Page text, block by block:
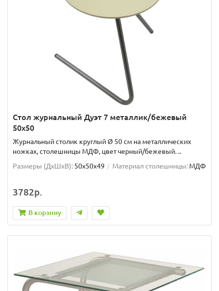
Стол журнальный Дуэт 7 металлик/бежевый
50х50
Журнальный столик круглый Ø 50 см на металлических
ножках, столешницы МДФ, цвет черный/бежевый. ..
Размеры (ДхШxВ): 50х50х49 Материал столешницы: МДФ
3782р.
В корзину